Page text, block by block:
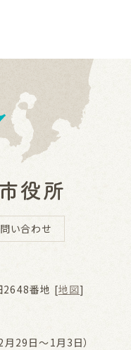
い合わせ
2648番地 [地図]
月29日～1月3日）